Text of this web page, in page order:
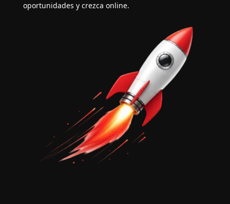
oportunidades y crezca online.